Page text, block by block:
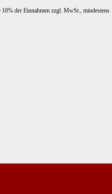
der Einnahmen zzgl. MwSt., mindestens